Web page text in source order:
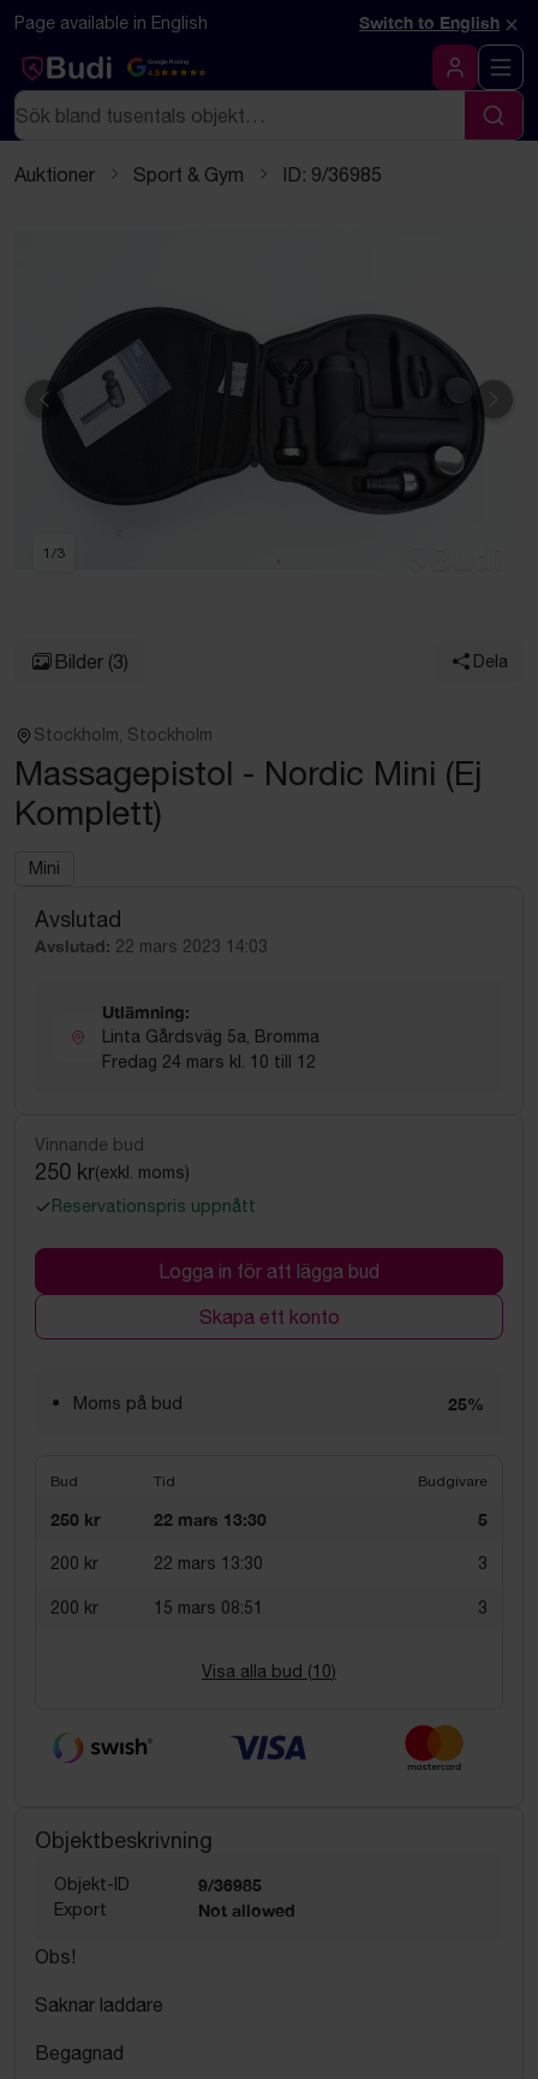
Hoppa till innehåll
Textbaserad (markdown) version av denna sida
Page available in English Switch to English ×
Google Rating
4.5
Logga in
Sök
Sök
Auktioner Sport & Gym ID: 9/36985
Föregående
1 /3
Bilder (3) Dela
Stockholm, Stockholm
Massagepistol - Nordic Mini (Ej
Komplett)
Mini
Avslutad
Avslutad: 22 mars 2023 14:03
Utlämning:
Linta Gårdsväg 5a, Bromma
Fredag 24 mars kl. 10 till 12
Vinnande bud
250 kr(exkl. moms)
Reservationspris uppnått
Logga in för att lägga bud
Skapa ett konto
Moms på bud 25%
Bud Tid Budgivare
250 kr 22 mars 13:30 5
200 kr 22 mars 13:30 3
200 kr 15 mars 08:51 3
Visa alla bud (10)
Objektbeskrivning
Objekt-ID 9/36985
Export Not allowed
Obs!
Saknar laddare
Begagnad